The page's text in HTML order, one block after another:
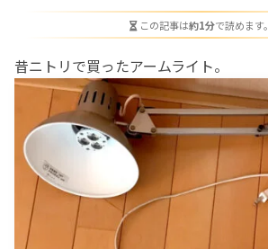
この記事は約1分で読めます。
昔ニトリで買ったアームライト。